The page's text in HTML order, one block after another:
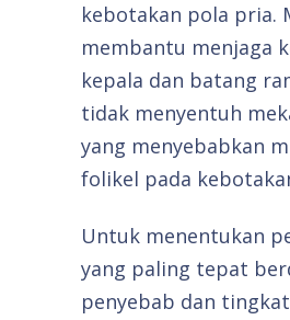
kebotakan pola pria.
membantu menjaga
kepala dan batang
tidak menyentuh
yang menyebabkan
folikel pada
Untuk menentukan
yang paling tepat
penyebab dan